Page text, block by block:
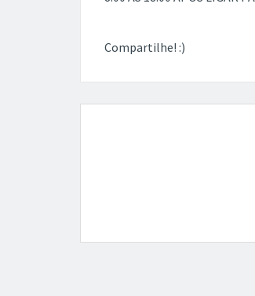
Compartilhe! :)